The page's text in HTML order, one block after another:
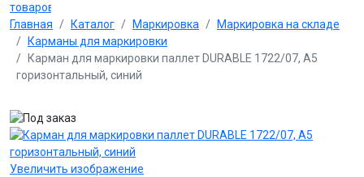
товаров
Главная Каталог Маркировка
Маркировка на складе
Карманы для маркировки
Карман для маркировки паллет DURABLE 1722/07, А5
горизонтальный, синий
Увеличить изображение